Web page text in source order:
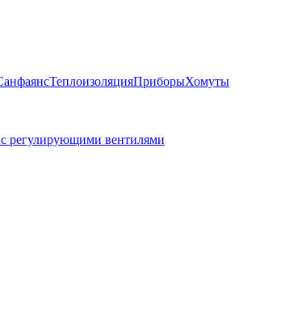
ТеплоизоляцияПриборыХомуты
регулирующими вентилями